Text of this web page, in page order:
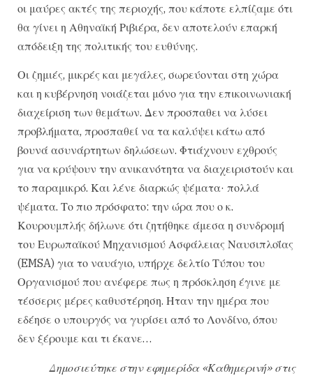
οι μαύρες ακτές της περιοχής, που κάποτε ελπίζαμε ότι
θα γίνει η Αθηναϊκή Ριβιέρα, δεν αποτελούν επαρκή
απόδειξη της πολιτικής του ευθύνης.
Οι ζημιές, μικρές και μεγάλες, σωρεύονται στη χώρα
και η κυβέρνηση νοιάζεται μόνο για την επικοινωνιακή
διαχείριση των θεμάτων. Δεν προσπαθει να λύσει
προβλήματα, προσπαθεί να τα καλύψει κάτω από
βουνά ασυνάρτητων δηλώσεων. Φτιάχνουν εχθρούς
για να κρύψουν την ανικανότητα να διαχειριστούν και
το παραμικρό. Και λένε διαρκώς ψέματα· πολλά
ψέματα. Το πιο πρόσφατο: την ώρα που ο κ.
Κουρουμπλής δήλωνε ότι ζητήθηκε άμεσα η συνδρομή
του Ευρωπαϊκού Μηχανισμού Ασφάλειας Ναυσιπλοΐας
(EMSA) για το ναυάγιο, υπήρχε δελτίο Τύπου του
Οργανισμού που ανέφερε πως η πρόσκληση έγινε με
τέσσερις μέρες καθυστέρηση. Ηταν την ημέρα που
εδέησε ο υπουργός να γυρίσει από το Λονδίνο, όπου
δεν ξέρουμε και τι έκανε…
Δημοσιεύτηκε στην εφημερίδα «Καθημερινή» στις